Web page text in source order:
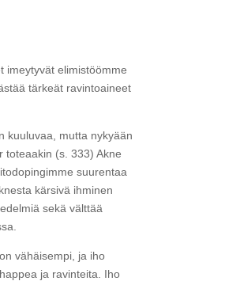
imeytyvät elimistöömme
tärkeät ravintoaineet
kuuluvaa, mutta nykyään
toteaakin (s. 333) Akne
suurentaa
kärsivä ihminen
sekä välttää
vähäisempi, ja iho
ja ravinteita. Iho